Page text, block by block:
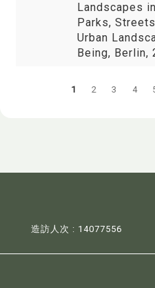
Landscapes
Parks,
Urban
Being, Berlin,
1 2 3 4
造訪人次 : 14077556